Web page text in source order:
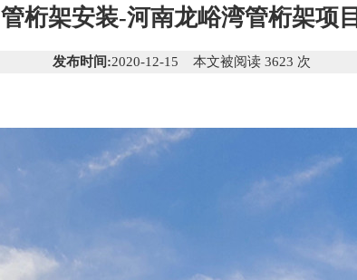
管桁架安装-河南龙峪湾管桁架项目
发布时间:2020-12-15 本文被阅读 3623 次